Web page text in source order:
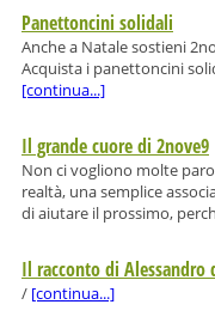
Panettoncini solidali
Anche a Natale sostieni
Acquista i panettoncini
[continua...]
Il grande cuore di 2nove9
Non ci vogliono molte
realtà, una semplice
di aiutare il prossimo,
Il racconto di
/ [continua...]